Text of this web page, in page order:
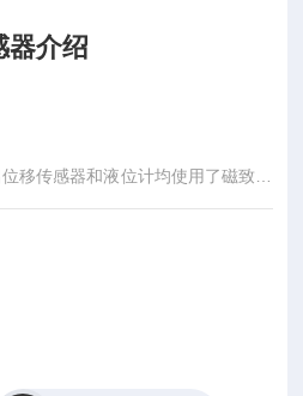
器介绍
移传感器和液位计均使用了磁致伸
设计的磁致伸缩波导管在两个磁场
磁场由波导管上通入的电流脉冲产
产生一个应变脉冲，这个应变脉冲
传播，直到被电子头检测出来。移
电流